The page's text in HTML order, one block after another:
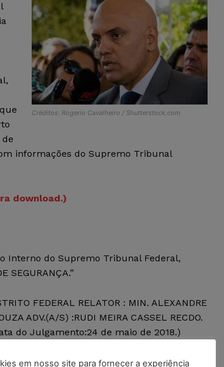
Créditos: Rogerio Cavalheiro / Shutterstock.com
informações do Supremo Tribunal
download.)
Interno do Supremo Tribunal Federal,
SEGURANÇA.”
FEDERAL RELATOR : MIN. ALEXANDRE
ADV.(A/S) :RUDI MEIRA CASSEL RECDO.
do Julgamento:24 de maio de 2018.)
em nosso site para fornecer a experiência